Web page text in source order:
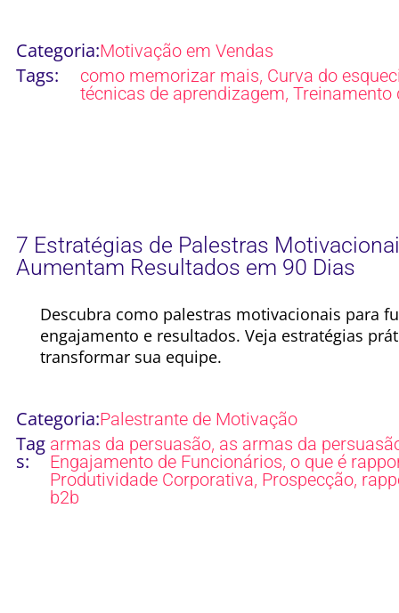
Categoria:Motivação em Vendas
Tags: como memorizar mais, Curva do
técnicas de aprendizagem,Treinamento
7 Estratégias de Palestras
Aumentam Resultados em 90 Dias
Descubra como palestras motivacionais para
engajamento e resultados. Veja estratégias
transformar sua equipe.
Categoria:Palestrante de Motivação
Tag
s:
armas da persuasão, as armas da
Engajamento de Funcionários, o que é
Produtividade Corporativa, Prospecção,
b2b